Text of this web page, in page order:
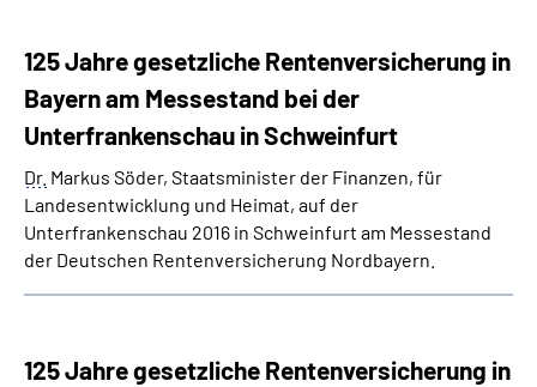
125 Jahre gesetzliche Rentenversicherung in
Bayern am Messestand bei der
Unterfrankenschau in Schweinfurt
Dr. Markus Söder, Staatsminister der Finanzen, für
Landesentwicklung und Heimat, auf der
Unterfrankenschau 2016 in Schweinfurt am Messestand
der Deutschen Rentenversicherung Nordbayern.
125 Jahre gesetzliche Rentenversicherung in